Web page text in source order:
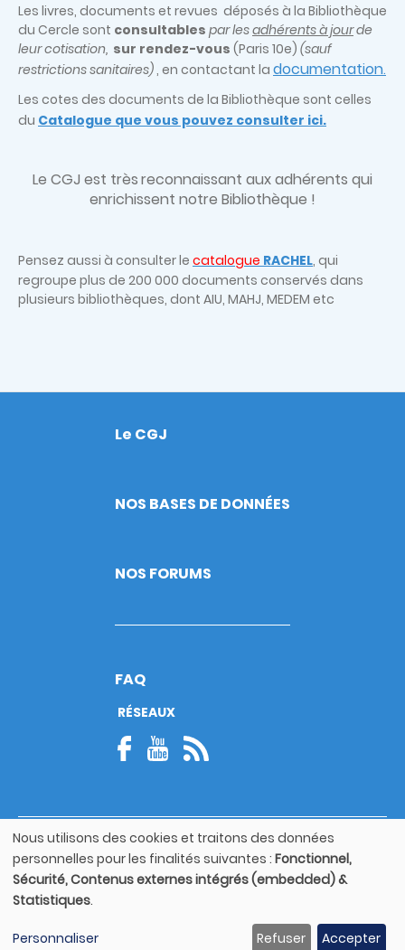
Les livres, documents et revues déposés à la Bibliothèque
du Cercle sont consultables par lesadhérents à jourde
leur cotisation, sur rendez-vous (Paris 10e) (sauf
restrictions sanitaires), en contactant la documentation.
Les cotes des documents de la Bibliothèque sont celles
du Catalogue que vous pouvez consulter ici.
Le CGJ est trèsreconnaissant aux adhérents qui
enrichissent notre Bibliothèque !
Pensez aussi à consulter le catalogue RACHEL, qui
regroupe plus de 200 000 documents conservés dans
plusieurs bibliothèques, dont AIU, MAHJ, MEDEM etc
Footer
Le CGJ
NOS BASES DE DONNÉES
NOS FORUMS
FAQ
RÉSEAUX
© Copyright 2026
Footer
bottom
Mentions légales
Utilisation
des
données
personnelles
et
Nous utilisons des cookies et traitons des données
personnelles pour les finalités suivantes : Fonctionnel,
Sécurité, Contenus externes intégrés (embedded) &
Statistiques.
Personnaliser Refuser Accepter